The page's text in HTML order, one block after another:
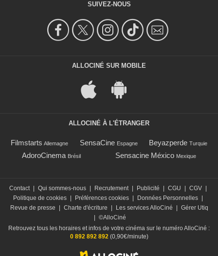
SUIVEZ-NOUS
ALLOCINÉ SUR MOBILE
ALLOCINÉ À L'ÉTRANGER
Filmstarts Allemagne SensaCine Espagne Beyazperde Turquie
AdoroCinema Brésil Sensacine México Mexique
Contact Qui sommes-nous Recrutement Publicité CGU CGV
Politique de cookies
Préférences cookies Données Personnelles
Revue de presse
Charte d'écriture Les services AlloCiné
Gérer Utiq
©AlloCiné
Retrouvez tous les horaires et infos de votre cinéma sur le numéro AlloCiné :
0 892 892 892(0,90€/minute)